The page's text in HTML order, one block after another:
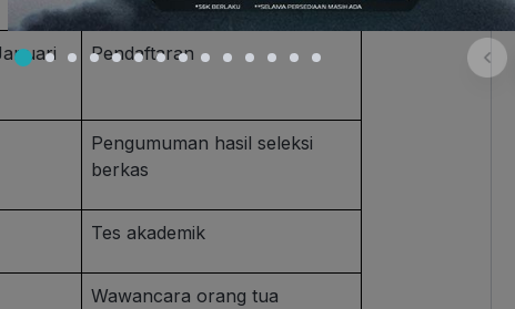
Pendaftaran
Pengumuman hasil seleksi
berkas
Tes akademik
Wawancara orang tua